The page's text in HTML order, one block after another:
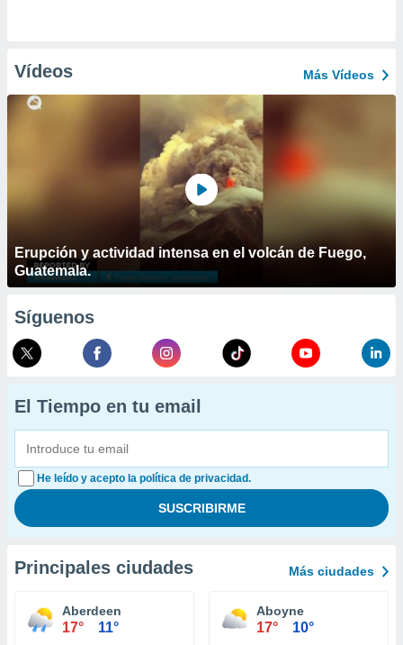
Vídeos Más Vídeos
Erupción y actividad intensa en el volcán de Fuego,
Guatemala.
Síguenos
El Tiempo en tu email
He leído y acepto la política de privacidad.
Principales ciudades Más ciudades
Aberdeen
17° 11°
Aboyne
17° 10°